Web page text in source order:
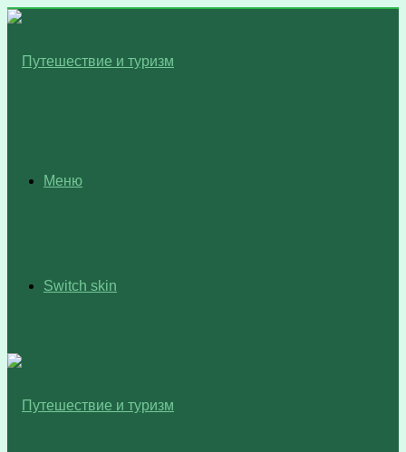
Меню
Switch skin